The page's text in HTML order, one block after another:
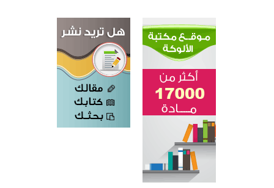
اختتام الدورة التاسعة لمسابقة حفظ وتلاوة القرآن الكريم في أزناكاييف
تيسليتش تختتم برنامجا تعليميا لتعزيز القيم وبناء الشخصية للشباب المسلمين